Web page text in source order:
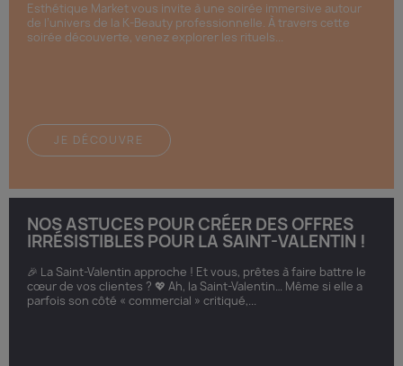
Esthétique Market vous invite à une soirée immersive autour
de l’univers de la K-Beauty professionnelle. À travers cette
soirée découverte, venez explorer les rituels...
JE DÉCOUVRE
NOS ASTUCES POUR CRÉER DES OFFRES
IRRÉSISTIBLES POUR LA SAINT-VALENTIN !
🎉 La Saint-Valentin approche ! Et vous, prêtes à faire battre le
cœur de vos clientes ? 💖 Ah, la Saint-Valentin… Même si elle a
parfois son côté « commercial » critiqué,...